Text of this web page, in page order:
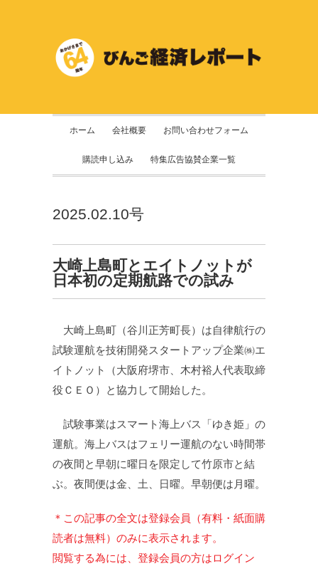
ホーム 会社概要 お問い合わせフォーム
購読申し込み 特集広告協賛企業一覧
2025.02.10号
大崎上島町とエイトノットが
日本初の定期航路での試み
大崎上島町（谷川正芳町長）は自律航行の
試験運航を技術開発スタートアップ企業㈱エ
イトノット（大阪府堺市、木村裕人代表取締
役ＣＥＯ）と協力して開始した。
試験事業はスマート海上バス「ゆき姫」の
運航。海上バスはフェリー運航のない時間帯
の夜間と早朝に曜日を限定して竹原市と結
ぶ。夜間便は金、土、日曜。早朝便は月曜。
＊この記事の全文は登録会員（有料・紙面購
読者は無料）のみに表示されます。
閲覧する為には、登録会員の方はログイン